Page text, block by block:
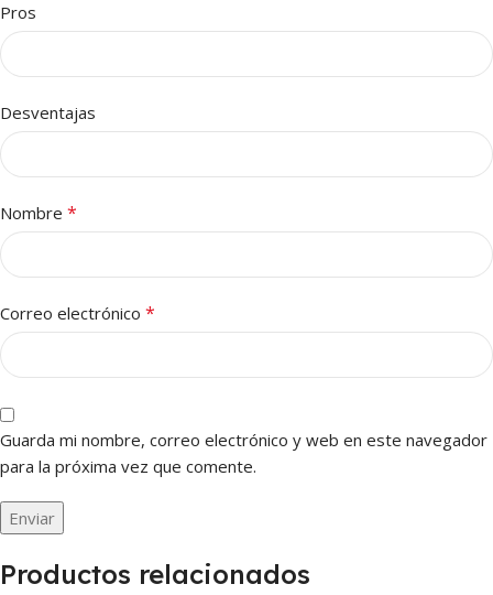
Pros
Desventajas
Nombre *
Correo electrónico *
Guarda mi nombre, correo electrónico y web en este navegador
para la próxima vez que comente.
Productos relacionados